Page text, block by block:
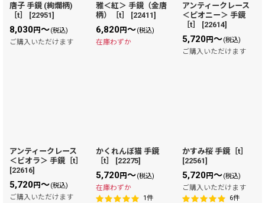
唐子 手鏡 (絢爛柄)
［t］
[22951]
8,030円～(税込)
ご購入いただけます
雅＜紅＞ 手鏡（金唐
柄）［t］
[22411]
6,820円～(税込)
在庫わずか
アンティークレース
＜ピオニー＞ 手鏡
［t］
[22614]
5,720円～(税込)
ご購入いただけます
アンティークレース
＜ビオラ＞ 手鏡［t］
[22616]
5,720円～(税込)
ご購入いただけます
かくれんぼ猫 手鏡
［t］
[22275]
5,720円～(税込)
在庫わずか
1件
かすみ桜 手鏡［t］
[22561]
5,720円～(税込)
ご購入いただけます
6件